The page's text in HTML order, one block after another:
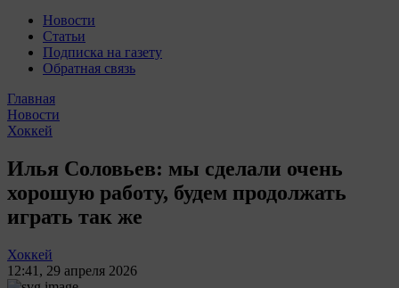
Новости
Статьи
Подписка на газету
Обратная связь
Главная
Новости
Хоккей
Илья Соловьев: мы сделали очень
хорошую работу, будем продолжать
играть так же
Хоккей
12:41 , 29 апреля 2026